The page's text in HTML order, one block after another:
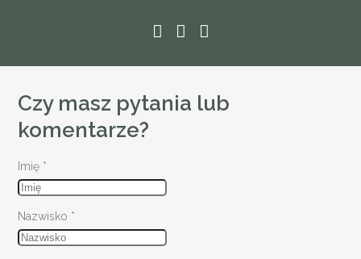
Czy masz pytania lub
komentarze?
Imię *
Nazwisko *